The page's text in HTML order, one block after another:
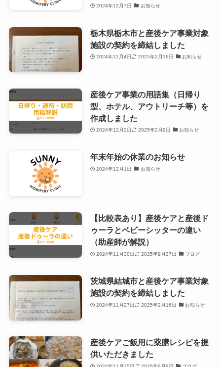
2024年12月7日 お知らせ
栃木県栃木市と産後ケア事業対象
施設の契約を締結しました
2024年12月4日 2025年2月16日 お知らせ
産後ケア事業の用語集（日帰り
型、ホテル、アウトリーチ等）を
作成しました
2024年12月2日 2025年2月9日 お知らせ
年末年始の休業のお知らせ
2024年12月1日 お知らせ
【比較表あり】産後ケアと産後ド
ゥーラとベビーシッターの違い
（助産師が解説）
2024年11月30日 2025年9月27日 ブログ
茨城県結城市と産後ケア事業対象
施設の契約を締結しました
2024年11月27日 2025年2月16日 お知らせ
産後ケアご飯用に薬膳レシピを提
供いただきました